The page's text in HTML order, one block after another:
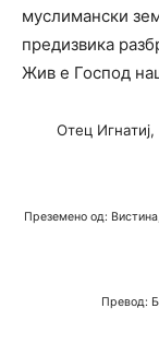
муслимански
предизвика
Жив е Господ
Отец
Преземено од:
Превод: